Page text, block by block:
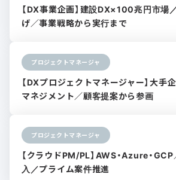
【DX事業企画】建設DX×100兆円市場
げ／事業戦略から実行まで
プロジェクトマネージャ
【DXプロジェクトマネージャー】大手
マネジメント／顧客提案から参画
プロジェクトマネージャ
【クラウドPM/PL】AWS・Azure・
入／プライム案件推進